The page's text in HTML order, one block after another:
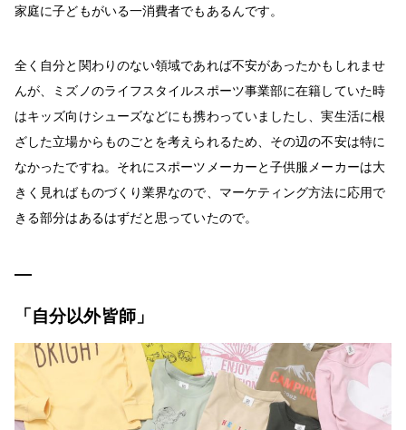
家庭に子どもがいる一消費者でもあるんです。
全く自分と関わりのない領域であれば不安があったかもしれませ
んが、ミズノのライフスタイルスポーツ事業部に在籍していた時
はキッズ向けシューズなどにも携わっていましたし、実生活に根
ざした立場からものごとを考えられるため、その辺の不安は特に
なかったですね。それにスポーツメーカーと子供服メーカーは大
きく見ればものづくり業界なので、マーケティング方法に応用で
きる部分はあるはずだと思っていたので。
「自分以外皆師」